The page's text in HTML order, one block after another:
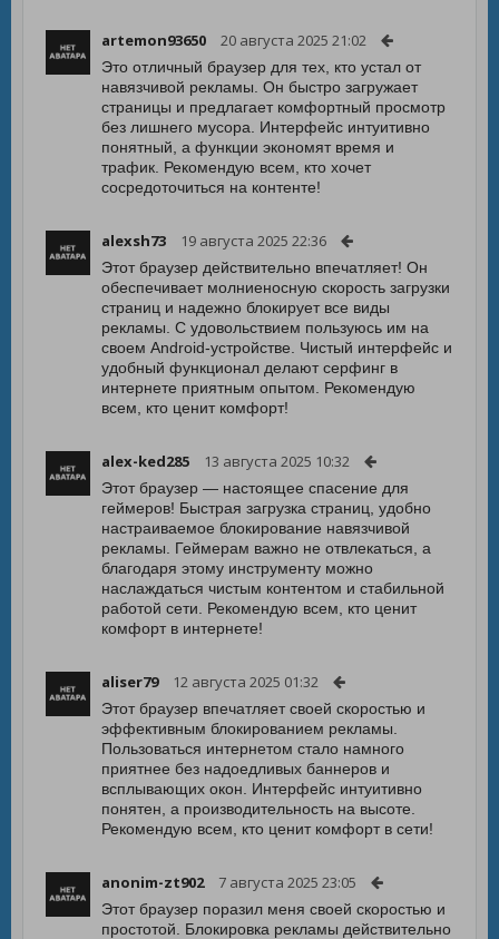
artemon93650 20 августа 2025 21:02
Это отличный браузер для тех, кто устал от
навязчивой рекламы. Он быстро загружает
страницы и предлагает комфортный просмотр
без лишнего мусора. Интерфейс интуитивно
понятный, а функции экономят время и
трафик. Рекомендую всем, кто хочет
сосредоточиться на контенте!
alexsh73 19 августа 2025 22:36
Этот браузер действительно впечатляет! Он
обеспечивает молниеносную скорость загрузки
страниц и надежно блокирует все виды
рекламы. С удовольствием пользуюсь им на
своем Android-устройстве. Чистый интерфейс и
удобный функционал делают серфинг в
интернете приятным опытом. Рекомендую
всем, кто ценит комфорт!
alex-ked285 13 августа 2025 10:32
Этот браузер — настоящее спасение для
геймеров! Быстрая загрузка страниц, удобно
настраиваемое блокирование навязчивой
рекламы. Геймерам важно не отвлекаться, а
благодаря этому инструменту можно
наслаждаться чистым контентом и стабильной
работой сети. Рекомендую всем, кто ценит
комфорт в интернете!
aliser79 12 августа 2025 01:32
Этот браузер впечатляет своей скоростью и
эффективным блокированием рекламы.
Пользоваться интернетом стало намного
приятнее без надоедливых баннеров и
всплывающих окон. Интерфейс интуитивно
понятен, а производительность на высоте.
Рекомендую всем, кто ценит комфорт в сети!
anonim-zt902 7 августа 2025 23:05
Этот браузер поразил меня своей скоростью и
простотой. Блокировка рекламы действительно